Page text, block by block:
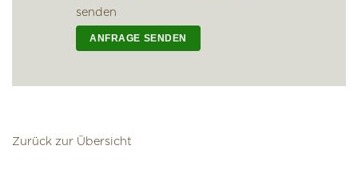
senden
Zurück zur Übersicht